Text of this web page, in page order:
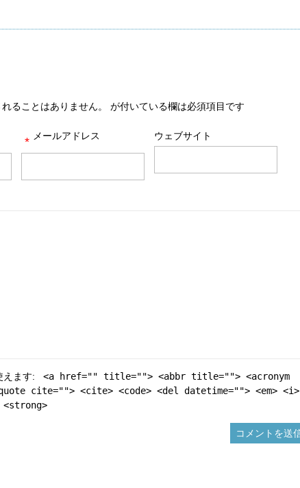
ることはありません。 が付いている欄は必須項目です
メールアドレス
* ウェブサイト
えます:
<a href="" title=""> <abbr title=""> <acronym
cite=""> <cite> <code> <del datetime=""> <em> <i>